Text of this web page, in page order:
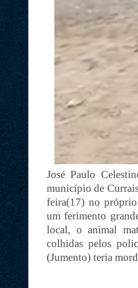
José Paulo
município de
feira(17) no
um ferimento
local, o animal
colhidas pelos
(Jumento) teria